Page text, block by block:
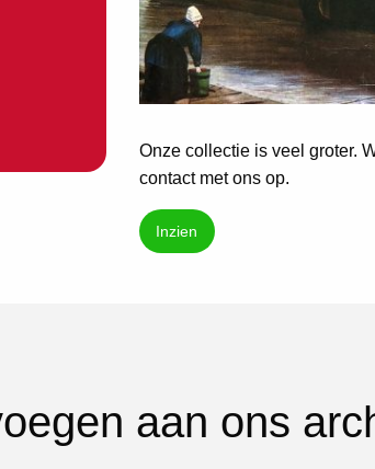
Onze collectie is veel groter.
contact met ons op.
Inzien
aan ons